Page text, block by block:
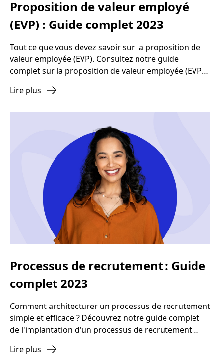
Proposition de valeur employé
(EVP) : Guide complet 2023
Tout ce que vous devez savoir sur la proposition de
valeur employée (EVP). Consultez notre guide
complet sur la proposition de valeur employée (EVP)
Lire plus
Processus de recrutement : Guide
complet 2023
Comment architecturer un processus de recrutement
simple et efficace ? Découvrez notre guide complet
de l'implantation d'un processus de recrutement
l'intégration réussie des nouveaux talents, cet article
Lire plus